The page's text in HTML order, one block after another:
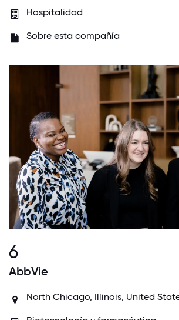
Hospitalidad
Sobre esta compañía
6
AbbVie
North Chicago, Illinois, United